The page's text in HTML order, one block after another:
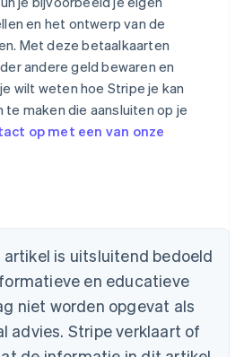
en het ontwerp van de
Met deze betaalkaarten
andere geld bewaren en
wilt weten hoe Stripe je kan
maken die aansluiten op je
op met een van onze
artikel is uitsluitend bedoeld
en educatieve
niet worden opgevat als
advies. Stripe verklaart of
DeutschEnglish